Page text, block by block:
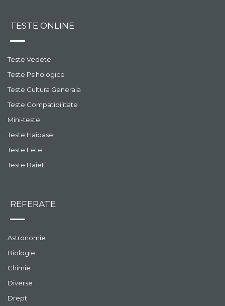
TESTE ONLINE
Teste Vedete
Teste Psihologice
Teste Cultura Generala
Teste Compatibilitate
Mini-teste
Teste Haioase
Teste Fete
Teste Baieti
REFERATE
Astronomie
Biologie
Chimie
Diverse
Drept